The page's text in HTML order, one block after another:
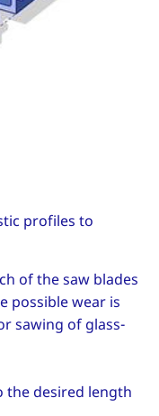
profiles to
of the saw blades
possible wear is
sawing of glass-
the desired length